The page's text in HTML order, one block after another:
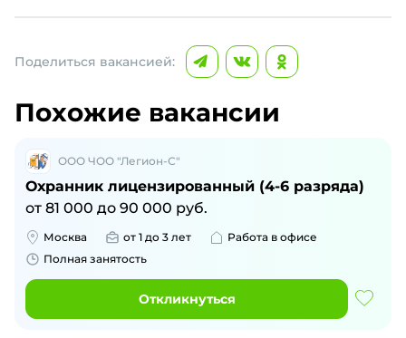
Поделиться вакансией:
Похожие вакансии
ООО ЧОО "Легион-С"
Охранник лицензированный (4-6 разряда)
от 81 000 до 90 000 руб.
Москва от 1 до 3 лет
Работа в офисе
Полная занятость
Откликнуться